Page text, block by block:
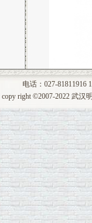
电话：027-81811916
copy right ©2007-2022 武汉